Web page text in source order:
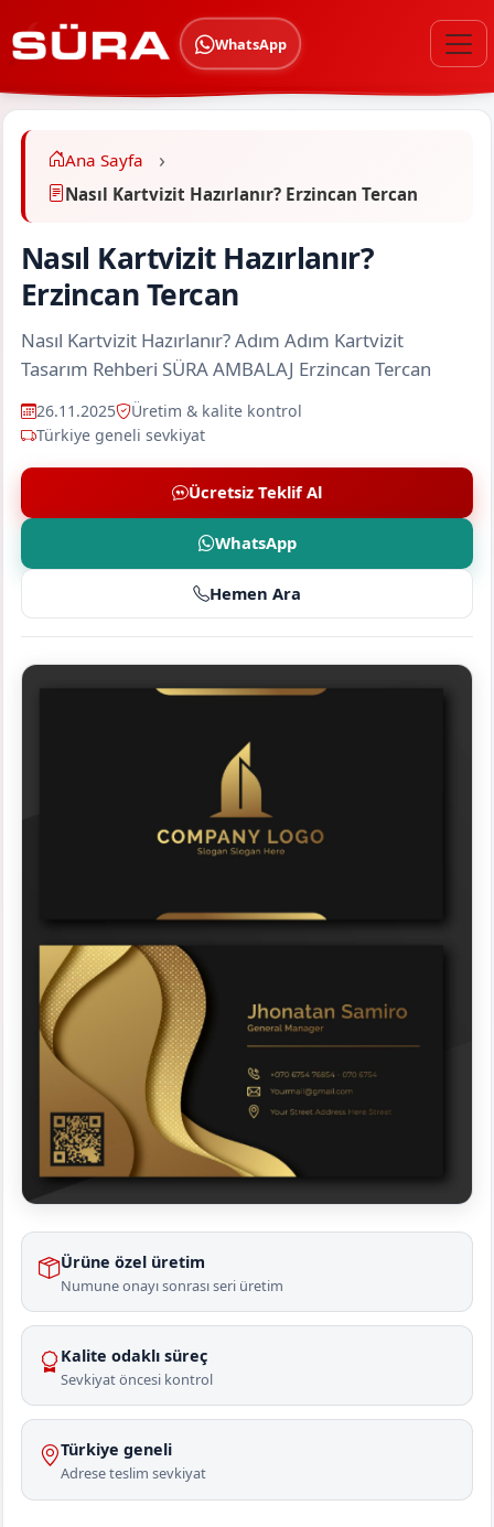
WhatsApp
Ana Sayfa
Nasıl Kartvizit Hazırlanır? Erzincan Tercan
Nasıl Kartvizit Hazırlanır?
Erzincan Tercan
Nasıl Kartvizit Hazırlanır? Adım Adım Kartvizit
Tasarım Rehberi SÜRA AMBALAJ Erzincan Tercan
26.11.2025
Üretim & kalite kontrol
Türkiye geneli sevkiyat
Ücretsiz Teklif Al
WhatsApp
Hemen Ara
Ürüne özel üretim
Numune onayı sonrası seri üretim
Kalite odaklı süreç
Sevkiyat öncesi kontrol
Türkiye geneli
Adrese teslim sevkiyat